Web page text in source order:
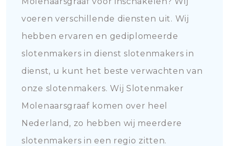
voeren verschillende diensten uit. Wij
hebben ervaren en gediplomeerde
slotenmakers in dienst slotenmakers in
dienst, u kunt het beste verwachten van
onze slotenmakers. Wij Slotenmaker
Molenaarsgraaf komen over heel
Nederland, zo hebben wij meerdere
slotenmakers in een regio zitten.